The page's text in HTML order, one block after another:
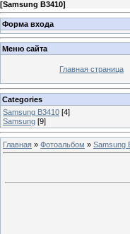
[Samsung B3410]
Форма входа
Меню сайта
Главная страница
Categories
Samsung B3410 [4]
Samsung [9]
Главная » Фотоальбом » Samsung